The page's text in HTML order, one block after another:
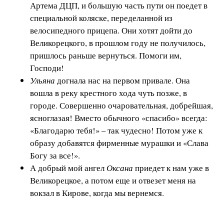
Артема ДЦП, и большую часть пути он поедет в
специальной коляске, переделанной из
велосипедного прицепа. Они хотят дойти до
Великорецкого, в прошлом году не получилось,
пришлось раньше вернуться. Помоги им,
Господи!
Ульяна догнала нас на первом привале. Она
вошла в реку крестного хода чуть позже, в
городе. Совершенно очаровательная, добрейшая,
ясноглазая! Вместо обычного «спасибо» всегда:
«Благодарю тебя!» – так чудесно! Потом уже к
образу добавятся фирменные мурашки и «Слава
Богу за все!».
А добрый мой ангелОксана приедет к нам уже в
Великорецкое, а потом еще и отвезет меня на
вокзал в Кирове, когда мы вернемся.